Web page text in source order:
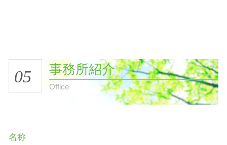
05 事務所紹介
Office
名称